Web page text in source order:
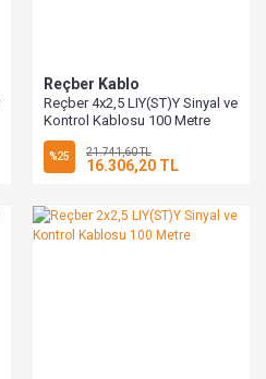
Reçber Kablo
Reçber 4x2,5 LIY(ST)Y Sinyal ve
Kontrol Kablosu 100 Metre
%25 21.741,60 TL
16.306,20 TL